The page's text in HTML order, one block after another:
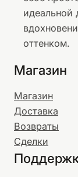
идеальной
оттенком.
Магазин
Магазин
Доставка
Возвраты
Сделки